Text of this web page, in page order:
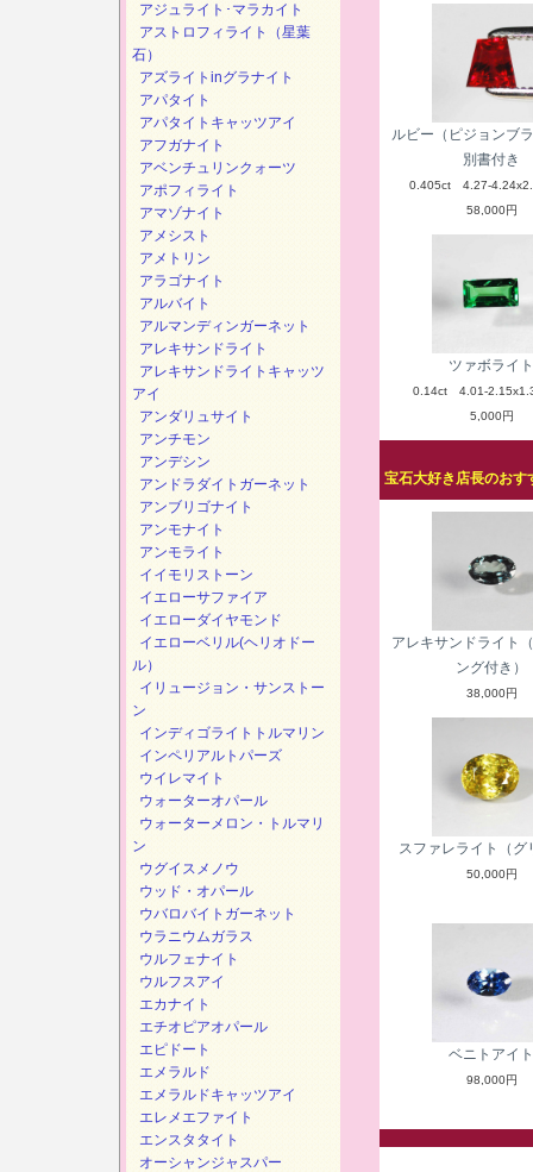
ルビー（ピジョンブ
別書付き
0.405ct 4.27-
58,000円
ツァボライト
0.14ct 4.01-
5,000円
宝石大好き店長のおす
アレキサンドライト
ング付き）
38,000円
スファレライト（グ
50,000円
ベニトアイト
98,000円
アジュライト･マラカイト
アストロフィライト（星葉
石）
アズライトinグラナイト
アパタイト
アパタイトキャッツアイ
アフガナイト
アベンチュリンクォーツ
アポフィライト
アマゾナイト
アメシスト
アメトリン
アラゴナイト
アルバイト
アルマンディンガーネット
アレキサンドライト
アレキサンドライトキャッツ
アイ
アンダリュサイト
アンチモン
アンデシン
アンドラダイトガーネット
アンブリゴナイト
アンモナイト
アンモライト
イイモリストーン
イエローサファイア
イエローダイヤモンド
イエローベリル(ヘリオドー
ル）
イリュージョン・サンストー
ン
インディゴライトトルマリン
インペリアルトパーズ
ウイレマイト
ウォーターオパール
ウォーターメロン・トルマリ
ン
ウグイスメノウ
ウッド・オパール
ウバロバイトガーネット
ウラニウムガラス
ウルフェナイト
ウルフスアイ
エカナイト
エチオピアオパール
エピドート
エメラルド
エメラルドキャッツアイ
エレメエファイト
エンスタタイト
オーシャンジャスパー